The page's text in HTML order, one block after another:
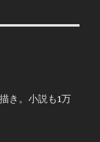
き。小説も1万